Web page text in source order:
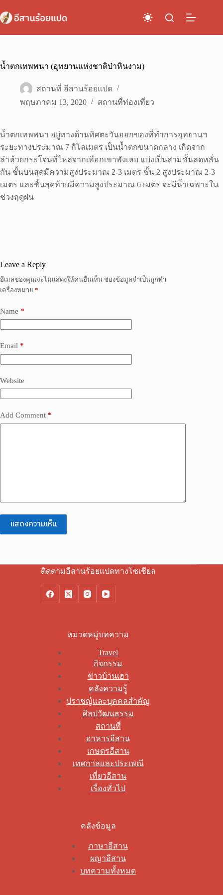
to
content
น้ำตกเทพพนา (อุทยานแห่งชาติป่าหินงาม)
สถานที่ อีสานร้อยแปด
พฤษภาคม 13, 2020
สถานที่ท่องเที่ยว
น้ำตกเทพพนา อยู่ทางด้านทิศตะวันออกของที่ทำการอุทยานฯ
ระยะทางประมาณ 7 กิโลเมตร เป็นน้ำตกขนาดกลาง เกิดจาก
ลำห้วยกระโจนที่ไหลจากเทือกเขาพังเหย แบ่งเป็นสามชั้นลดหลั่น
กัน ชั้นบนสุดมีความสูงประมาณ 2-3 เมตร ชั้น 2 สูงประมาณ 2-3
เมตร และชั้นสุดท้ายมีความสูงประมาณ 6 เมตร จะมีน้ำเฉพาะใน
ช่วงฤดูฝน
Leave a Reply
อีเมลของคุณจะไม่แสดงให้คนอื่นเห็น ช่องข้อมูลจำเป็นถูกทำ
เครื่องหมาย *
Name *
Email *
Website
Add Comment *
แสดงความเห็น
ติดตามอีสานร้อยแปดทางโซเชียล
หมวดหมู่บทความ
Travel
กิจกรรม
ข่าวบ้านเฮา
คลังความรู้
ปราชญ์และบุคคลสำคัญ
ศิลปวัฒนธรรม
สถานที่
อาหารอีสาน
เกษตรอีสาน
เทศกาลและประเพณี
เที่ยวอีสาน
เรื่องทั่วไป
คลังข้อมูล
ภาษาอีสาน
ผญาอีสาน
บทความทั้งหมด